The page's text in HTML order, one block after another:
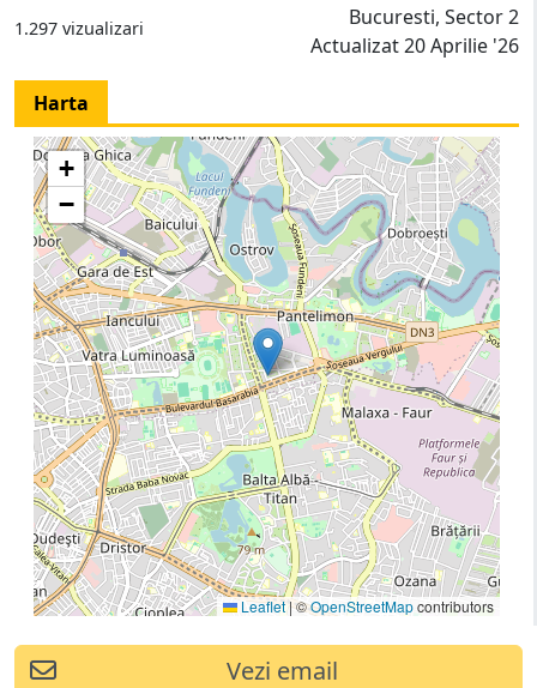
1.297 vizualizari
Bucuresti, Sector 2
Actualizat 20 Aprilie '26
Harta
+
−
Leaflet|©OpenStreetMapcontributors
Vezi email